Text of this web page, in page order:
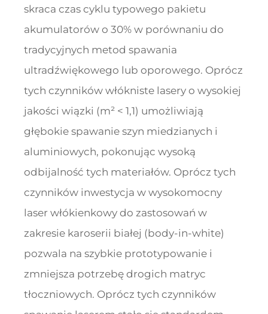
skraca czas cyklu typowego pakietu
akumulatorów o 30% w porównaniu do
tradycyjnych metod spawania
ultradźwiękowego lub oporowego. Oprócz
tych czynników włókniste lasery o wysokiej
jakości wiązki (m² < 1,1) umożliwiają
głębokie spawanie szyn miedzianych i
aluminiowych, pokonując wysoką
odbijalność tych materiałów. Oprócz tych
czynników inwestycja w wysokomocny
laser włókienkowy do zastosowań w
zakresie karoserii białej (body-in-white)
pozwala na szybkie prototypowanie i
zmniejsza potrzebę drogich matryc
tłoczniowych. Oprócz tych czynników